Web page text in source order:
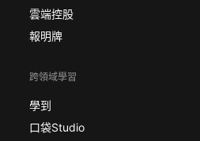
雲端控股
報明牌
跨領域學習
學到
口袋Studio